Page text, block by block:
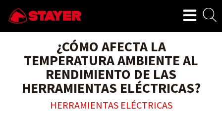
¿CÓMO AFECTA LA
TEMPERATURA AMBIENTE AL
RENDIMIENTO DE LAS
HERRAMIENTAS ELÉCTRICAS?
HERRAMIENTAS ELÉCTRICAS